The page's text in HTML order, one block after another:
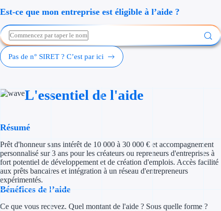
Étapes de vie
Création
Cession
Subventions
Est-ce que mon entreprise est éligible à l’aide ?
Pas de n° SIRET ? C’est par ici
L'essentiel de l'aide
Résumé
Prêt d'honneur sans intérêt de 10 000 à 30 000 € et accompagnement
personnalisé sur 3 ans pour les créateurs ou repreneurs d'entreprises à
fort potentiel de développement et de création d'emplois. Accès facilité
aux prêts bancaires et intégration à un réseau d'entrepreneurs
expérimentés.
Bénéfices de l’aide
Ce que vous recevez. Quel montant de l'aide ? Sous quelle forme ?